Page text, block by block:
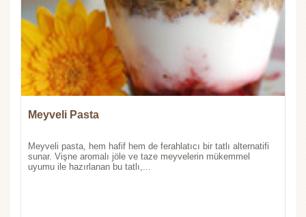
Meyveli Pasta
Meyveli pasta, hem hafif hem de ferahlatıcı bir tatlı alternatifi
sunar. Vişne aromalı jöle ve taze meyvelerin mükemmel
uyumu ile hazırlanan bu tatlı,...